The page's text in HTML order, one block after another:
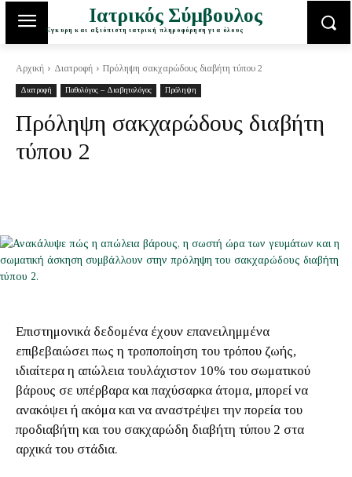
Ιατρικός Σύμβουλος
Έγκυρη και αξιόπιστη ιατρική πληροφόρηση για όλους
Αρχική Διατροφή Πρόληψη σακχαρώδους διαβήτη τύπου 2
Διατροφή Παθολόγος – Διαβητολόγος Πρόληψη
Πρόληψη σακχαρώδους διαβήτη
τύπου 2
Επιστημονικά δεδομένα έχουν επανειλημμένα
επιβεβαιώσει πως η τροποποίηση του τρόπου ζωής,
ιδιαίτερα η απώλεια τουλάχιστον 10% του σωματικού
βάρους σε υπέρβαρα και παχύσαρκα άτομα, μπορεί να
ανακόψει ή ακόμα και να αναστρέψει την πορεία του
προδιαβήτη και του σακχαρώδη διαβήτη τύπου 2 στα
αρχικά του στάδια.